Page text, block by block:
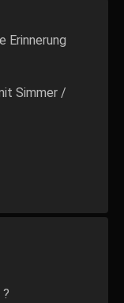
Erinnerung
Simmer /